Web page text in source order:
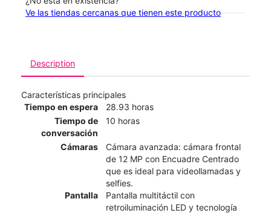
Ve las tiendas cercanas que tienen este producto
Description
Características principales
Tiempo en espera
28.93 horas
Tiempo de
conversación
10 horas
Cámaras
Cámara avanzada: cámara frontal
de 12 MP con Encuadre Centrado
que es ideal para videollamadas y
selfies.
Pantalla
Pantalla multitáctil con
retroiluminación LED y tecnología